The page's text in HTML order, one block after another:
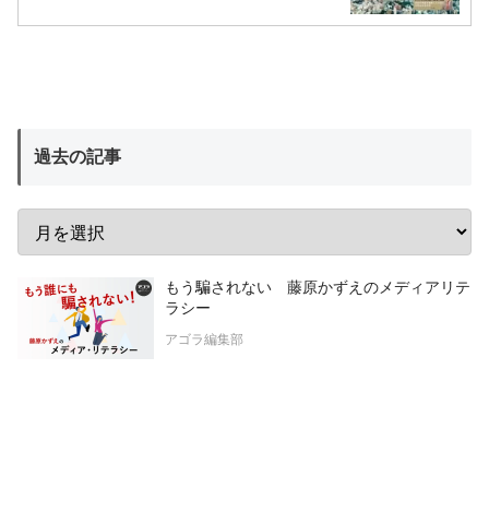
過去の記事
もう騙されない 藤原かずえのメディアリテ
ラシー
アゴラ編集部